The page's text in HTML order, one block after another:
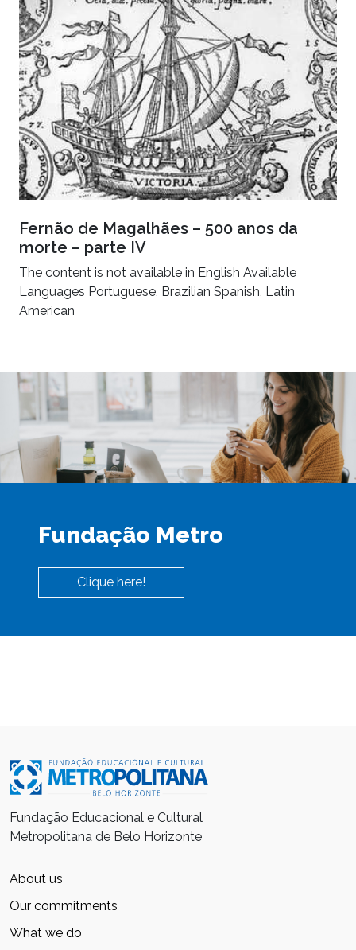
Fernão de Magalhães – 500 anos da
morte – parte IV
The content is not available in English Available
Languages Portuguese, Brazilian Spanish, Latin
American
Fundação Metro
Clique here!
Fundação Educacional e Cultural
Metropolitana de Belo Horizonte
About us
Our commitments
What we do